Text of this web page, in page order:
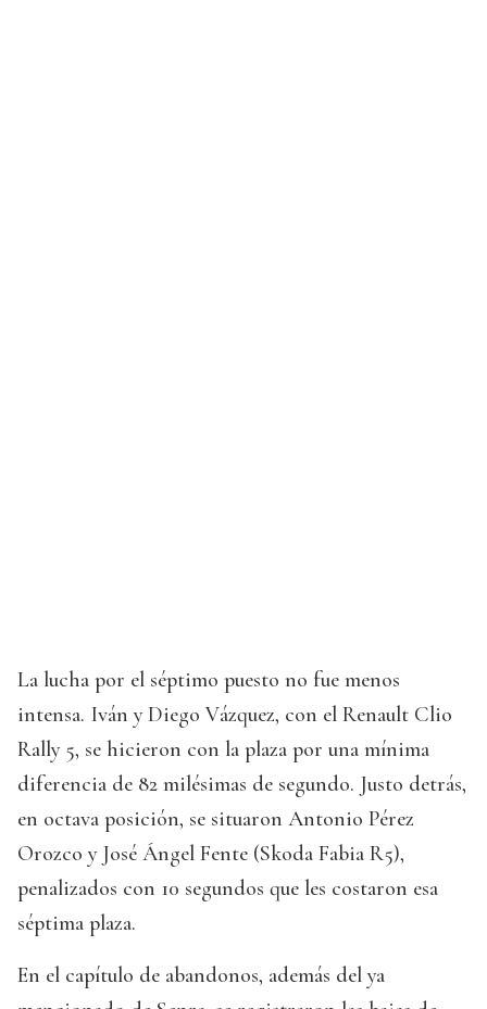
La lucha por el séptimo puesto no fue menos
intensa. Iván y Diego Vázquez, con el Renault Clio
Rally 5, se hicieron con la plaza por una mínima
diferencia de 82 milésimas de segundo. Justo detrás,
en octava posición, se situaron Antonio Pérez
Orozco y José Ángel Fente (Skoda Fabia R5),
penalizados con 10 segundos que les costaron esa
séptima plaza.
En el capítulo de abandonos, además del ya